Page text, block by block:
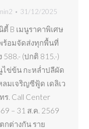
31/12/2025
B เมนูราคาพิเศษ
ร้อมจัดส่งทุกพื้นที่
(ปกติ 815.-)
ข่ข้น กะหล่ำปลีผัด
มเจริญซีฟู้ด เดลิเว
ร. Call Center
– 31 ส.ค. 2569
กต่างกัน ราย